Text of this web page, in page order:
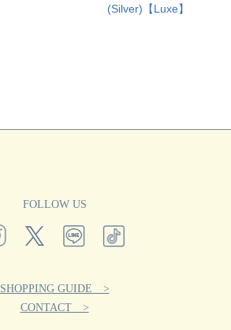
(Silver)【Luxe】
FOLLOW US
SHOPPING GUIDE >
CONTACT >